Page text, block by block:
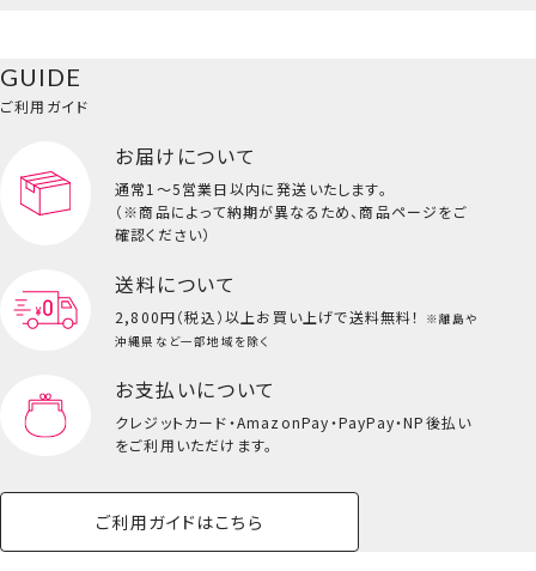
ハンドクリーム＜単品＞
イクアップ
ビューティーコスメ一覧を見る
バッグ・タオル・
小物
キッズ一覧を見る
GUIDE
ご利用ガイド
お届けについて
通常1～5営業日以内に発送いたします。
（※商品によって納期が異なるため、商品ページをご
確認ください）
送料について
2,800円（税込）以上お買い上げで送料無料！
※離島や
沖縄県など一部地域を除く
お支払いについて
クレジットカード・AmazonPay・PayPay・NP後払い
をご利用いただけます。
ご利用ガイドはこちら